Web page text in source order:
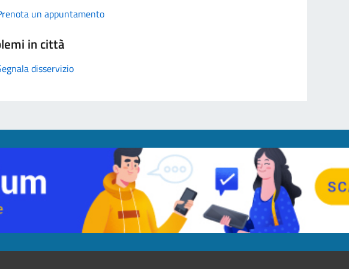
un appuntamento
in città
disservizio